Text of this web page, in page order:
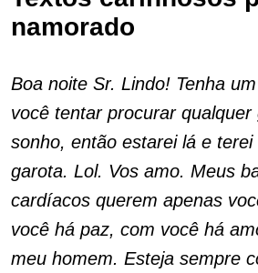
namorado
Boa noite Sr. Lindo! Tenha
você tentar procurar
sonho, então estarei lá e
garota. Lol. Vos amo. Meus
cardíacos querem apenas
você há paz, com você há
meu homem. Esteja sempre